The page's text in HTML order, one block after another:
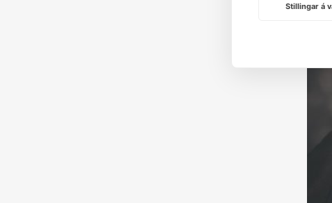
Stillingar á